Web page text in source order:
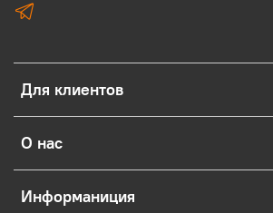
Для клиентов
О нас
Информаниция